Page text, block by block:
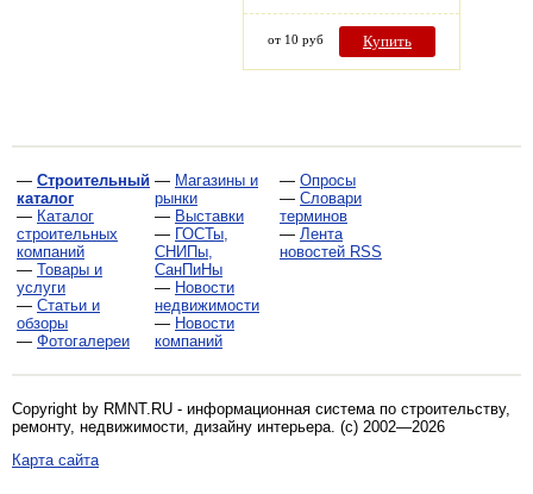
от 10 руб Купить
— Строительный
каталог
— Каталог
строительных
компаний
— Товары и
услуги
— Статьи и
обзоры
— Фотогалереи
— Магазины и
рынки
— Выставки
— ГОСТы,
СНИПы,
СанПиНы
— Новости
недвижимости
— Новости
компаний
— Опросы
— Словари
терминов
— Лента
новостей RSS
Copyright by RMNT.RU - информационная система по строительству,
ремонту, недвижимости, дизайну интерьера . (c) 2002—2026
Карта сайта